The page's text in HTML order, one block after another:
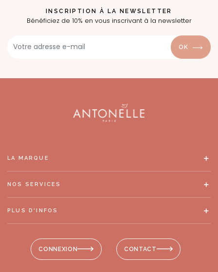
INSCRIPTION À LA NEWSLETTER
Bénéficiez de 10% en vous inscrivant à la newsletter
OK
CONNEXION CONTACT
LA MARQUE
NOS SERVICES
PLUS D'INFOS